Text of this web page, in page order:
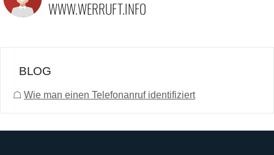
BLOG
☖ Wie man einen Telefonanruf identifiziert